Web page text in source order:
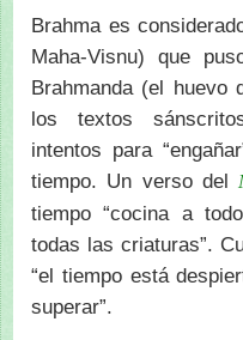
Brahma es
Maha-Visnu) que
Brahmanda (el huevo
los textos
intentos para
tiempo. Un verso del
tiempo “cocina a
todas las criaturas”.
“el tiempo está
superar”.